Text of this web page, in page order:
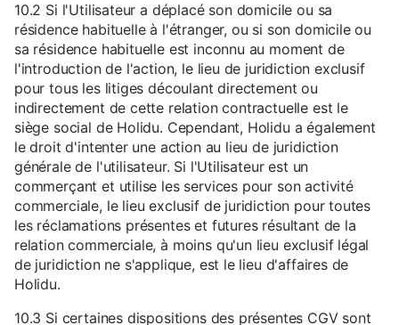
10.2 Si l'Utilisateur a déplacé son domicile ou sa
résidence habituelle à l'étranger, ou si son domicile ou
sa résidence habituelle est inconnu au moment de
l'introduction de l'action, le lieu de juridiction exclusif
pour tous les litiges découlant directement ou
indirectement de cette relation contractuelle est le
siège social de Holidu. Cependant, Holidu a également
le droit d'intenter une action au lieu de juridiction
générale de l'utilisateur. Si l'Utilisateur est un
commerçant et utilise les services pour son activité
commerciale, le lieu exclusif de juridiction pour toutes
les réclamations présentes et futures résultant de la
relation commerciale, à moins qu'un lieu exclusif légal
de juridiction ne s'applique, est le lieu d'affaires de
Holidu.
10.3 Si certaines dispositions des présentes CGV sont